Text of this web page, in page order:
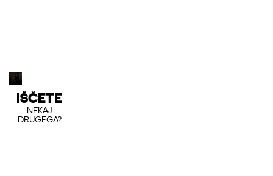
IŠČETE
NEKAJ
DRUGEGA?